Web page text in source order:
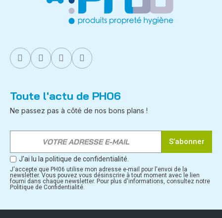
Toute l'actu de PH06
Ne passez pas à côté de nos bons plans !
S’abonner
J'ai lu la politique de confidentialité.
J'accepte que PH06 utilise mon adresse e-mail pour l'envoi de la
newsletter. Vous pouvez vous désinscrire à tout moment avec le lien
fourni dans chaque newsletter. Pour plus d'informations, consultez notre
Politique de Confidentialité.